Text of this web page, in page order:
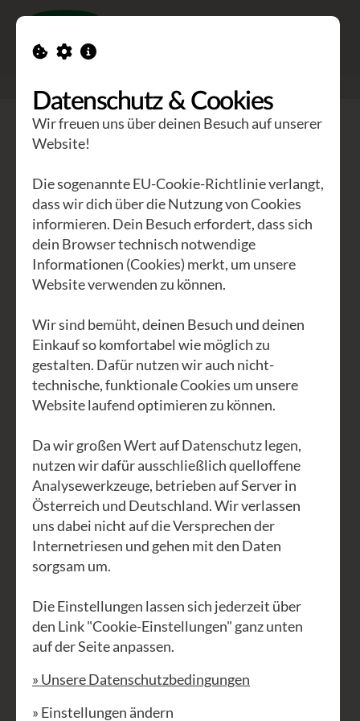
GEA Universum
Die Vision
Wir produzieren Taschen, Schuhe,
Hotel und ein Restaurant. Alles
Aufgaben, die früher in einem Dorf
Datenschutz & Cookies
Wir freuen uns über deinen Besuch auf unserer
Website!
Die sogenannte EU-Cookie-Richtlinie verlangt,
dass wir dich über die Nutzung von Cookies
informieren. Dein Besuch erfordert, dass sich
dein Browser technisch notwendige
Informationen (Cookies) merkt, um unsere
Website verwenden zu können.
Wir sind bemüht, deinen Besuch und deinen
Einkauf so komfortabel wie möglich zu
gestalten. Dafür nutzen wir auch nicht-
technische, funktionale Cookies um unsere
Website laufend optimieren zu können.
Da wir großen Wert auf Datenschutz legen,
nutzen wir dafür ausschließlich quelloffene
Analysewerkzeuge, betrieben auf Server in
Österreich und Deutschland. Wir verlassen
uns dabei nicht auf die Versprechen der
Internetriesen und gehen mit den Daten
sorgsam um.
Die Einstellungen lassen sich jederzeit über
den Link "Cookie-Einstellungen" ganz unten
auf der Seite anpassen.
» Unsere Datenschutzbedingungen
» Einstellungen ändern